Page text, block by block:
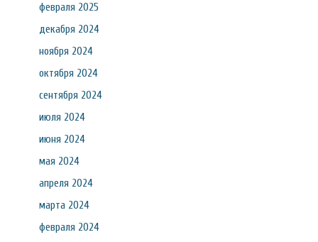
февраля 2025
декабря 2024
ноября 2024
октября 2024
сентября 2024
июля 2024
июня 2024
мая 2024
апреля 2024
марта 2024
февраля 2024